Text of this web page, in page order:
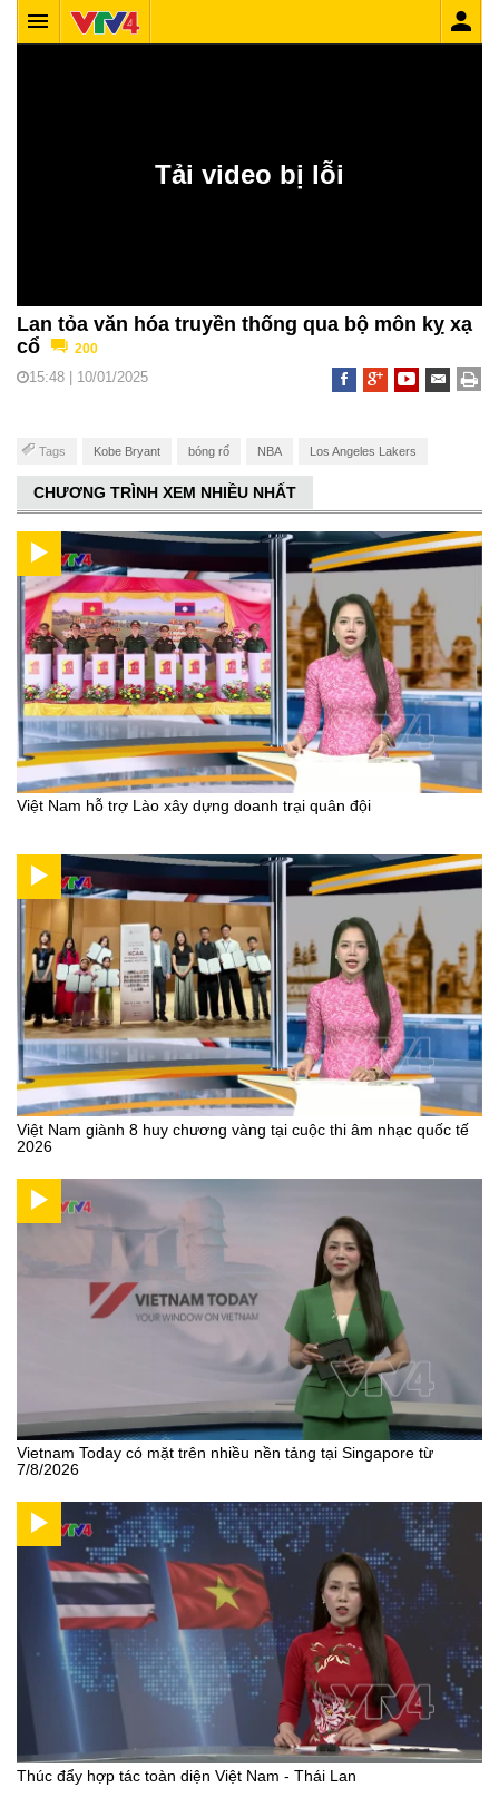
Lan tỏa văn hóa truyền thống qua bộ môn kỵ xạ
cổ
200
15:48 | 10/01/2025
Tags Kobe Bryant bóng rổ NBA Los Angeles Lakers
CHƯƠNG TRÌNH XEM NHIỀU NHẤT
Việt Nam hỗ trợ Lào xây dựng doanh trại quân đội
Việt Nam giành 8 huy chương vàng tại cuộc thi âm nhạc quốc tế
2026
Vietnam Today có mặt trên nhiều nền tảng tại Singapore từ
7/8/2026
Thúc đẩy hợp tác toàn diện Việt Nam - Thái Lan